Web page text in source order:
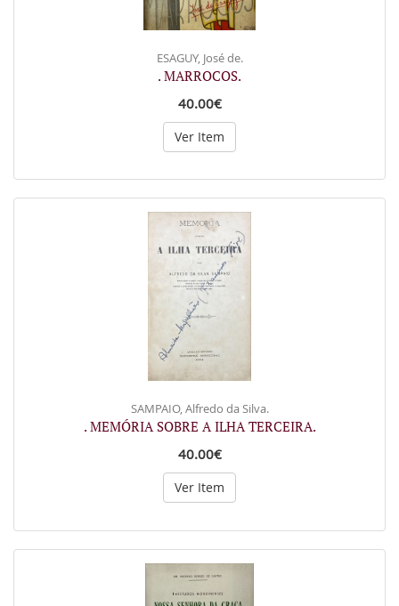
ESAGUY, José de.
. MARROCOS.
40.00€
Ver Item
SAMPAIO, Alfredo da Silva.
. MEMÓRIA SOBRE A ILHA TERCEIRA.
40.00€
Ver Item